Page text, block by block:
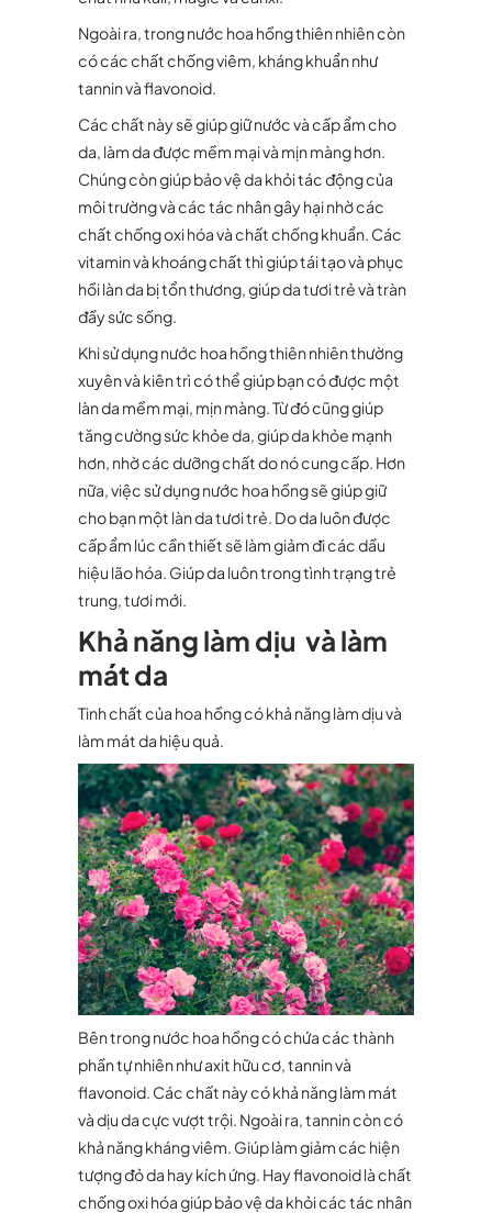
Ngoài ra, trong nước hoa hồng thiên nhiên còn
có các chất chống viêm, kháng khuẩn như
tannin và flavonoid.
Các chất này sẽ giúp giữ nước và cấp ẩm cho
da, làm da được mềm mại và mịn màng hơn.
Chúng còn giúp bảo vệ da khỏi tác động của
môi trường và các tác nhân gây hại nhờ các
chất chống oxi hóa và chất chống khuẩn. Các
vitamin và khoáng chất thì giúp tái tạo và phục
hồi làn da bị tổn thương, giúp da tươi trẻ và tràn
đầy sức sống.
Khi sử dụng nước hoa hồng thiên nhiên thường
xuyên và kiên trì có thể giúp bạn có được một
làn da mềm mại, mịn màng. Từ đó cũng giúp
tăng cường sức khỏe da, giúp da khỏe mạnh
hơn, nhờ các dưỡng chất do nó cung cấp. Hơn
nữa, việc sử dụng nước hoa hồng sẽ giúp giữ
cho bạn một làn da tươi trẻ. Do da luôn được
cấp ẩm lúc cần thiết sẽ làm giảm đi các dầu
hiệu lão hóa. Giúp da luôn trong tình trạng trẻ
trung, tươi mới.
Khả năng làm dịu và làm
mát da
Tinh chất của hoa hồng có khả năng làm dịu và
làm mát da hiệu quả.
Bên trong nước hoa hồng có chứa các thành
phần tự nhiên như axit hữu cơ, tannin và
flavonoid. Các chất này có khả năng làm mát
và dịu da cực vượt trội. Ngoài ra, tannin còn có
khả năng kháng viêm. Giúp làm giảm các hiện
tượng đỏ da hay kích ứng. Hay flavonoid là chất
chống oxi hóa giúp bảo vệ da khỏi các tác nhân